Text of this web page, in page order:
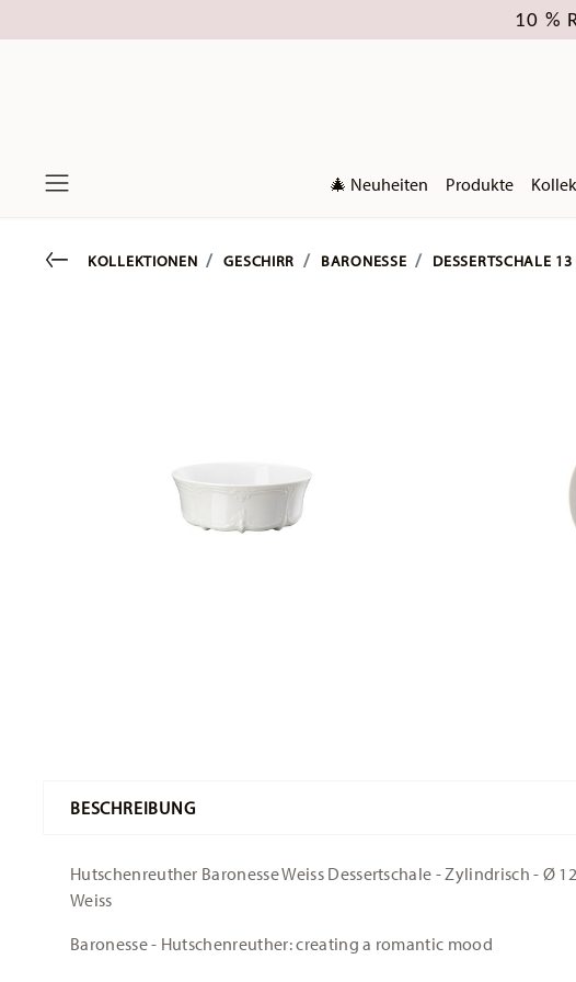
10 %
🎄 Neuheiten Produkte
Go backKOLLEKTIONEN GESCHIRR BARONESSE DESSERTSCHALE
BESCHREIBUNG
Hutschenreuther Baronesse Weiss Dessertschale - Zylindrisch - Ø
Weiss
Baronesse - Hutschenreuther: creating a romantic mood